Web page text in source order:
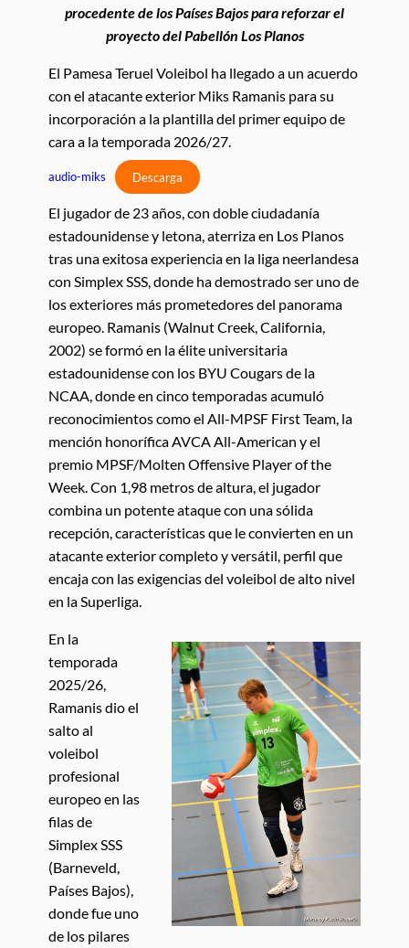
procedente de los Países Bajos para reforzar el
proyecto del Pabellón LosPlanos
El Pamesa Teruel Voleibol ha llegado a un acuerdo
con el atacante exterior Miks Ramanis para su
incorporación a la plantilla del primer equipo de
cara a la temporada 2026/27.
audio-miks Descarga
El jugador de 23 años, con doble ciudadanía
estadounidense y letona, aterriza en Los Planos
tras una exitosa experiencia en la liga neerlandesa
con Simplex SSS, donde ha demostrado ser uno de
los exteriores más prometedores del panorama
europeo. Ramanis (Walnut Creek, California,
2002) se formó en la élite universitaria
estadounidense con los BYU Cougars de la
NCAA, donde en cinco temporadas acumuló
reconocimientos como el All-MPSF First Team, la
mención honorífica AVCA All-American y el
premio MPSF/Molten Offensive Player of the
Week. Con 1,98 metros de altura, el jugador
combina un potente ataque con una sólida
recepción, características que le convierten en un
atacante exterior completo y versátil, perfil que
encaja con las exigencias del voleibol de alto nivel
en la Superliga.
En la
temporada
2025/26,
Ramanis dio el
salto al
voleibol
profesional
europeo en las
filas de
Simplex SSS
(Barneveld,
Países Bajos),
donde fue uno
de los pilares